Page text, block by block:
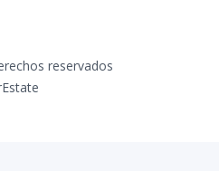
reservados